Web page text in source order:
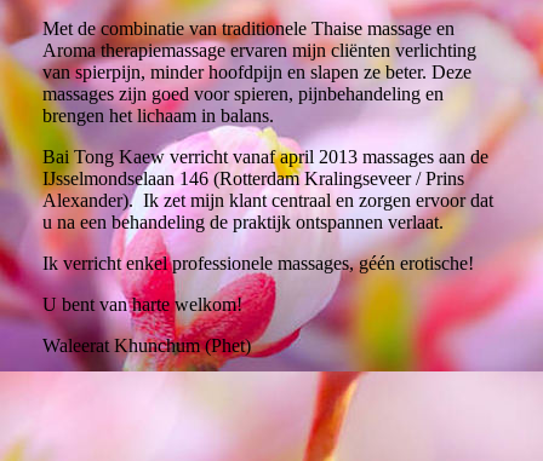
Met de combinatie van traditionele Thaise massage en
Aroma therapiemassage ervaren mijn cliënten verlichting
van spierpijn, minder hoofdpijn en slapen ze beter. Deze
massages zijn goed voor spieren, pijnbehandeling en
brengen het lichaam in balans.
Bai Tong Kaew verricht vanaf april 2013 massages aan de
IJsselmondselaan 146 (Rotterdam Kralingseveer / Prins
Alexander). Ik zet mijn klant centraal en zorgen ervoor dat
u na een behandeling de praktijk ontspannen verlaat.
Ik verricht enkel professionele massages, géén erotische!
U bent van harte welkom!
Waleerat Khunchum (Phet)